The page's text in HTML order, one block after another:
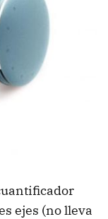
ejes (no lleva